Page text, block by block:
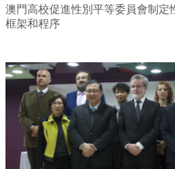
澳門高校促進性別平等委員會制
框架和程序